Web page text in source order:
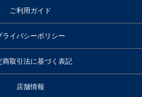
ご利用ガイド
ライバシーポリシー
商取引法に基づく表記
店舗情報